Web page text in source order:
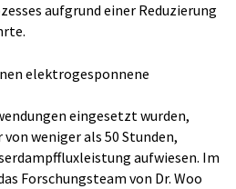
aufgrund einer Reduzierung
elektrogesponnene
eingesetzt wurden,
weniger als 50 Stunden,
aufwiesen. Im
Forschungsteam von Dr. Woo